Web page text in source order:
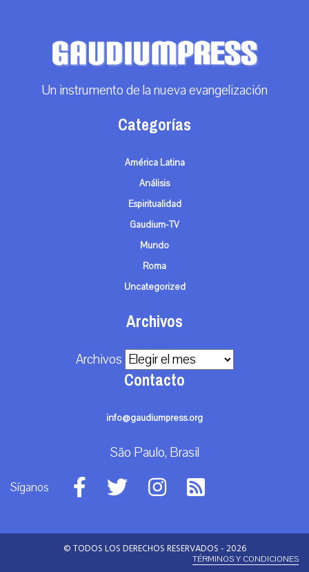
Un instrumento de la nueva evangelización
Categorías
América Latina
Análisis
Espiritualidad
Gaudium-TV
Mundo
Roma
Uncategorized
Archivos
Archivos
Contacto
info@gaudiumpress.org
São Paulo, Brasil
Síganos
© TODOS LOS DERECHOS RESERVADOS - 2026
TÉRMINOS Y CONDICIONES